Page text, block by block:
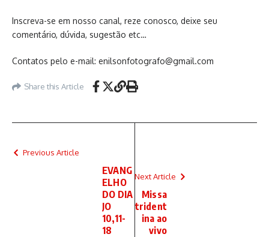
Inscreva-se em nosso canal, reze conosco, deixe seu
comentário, dúvida, sugestão etc…
Contatos pelo e-mail: enilsonfotografo@gmail.com
Share this Article
Previous Article
EVANG
ELHO
DO DIA
JO
10,11-
18
Next Article
Missa
trident
ina ao
vivo